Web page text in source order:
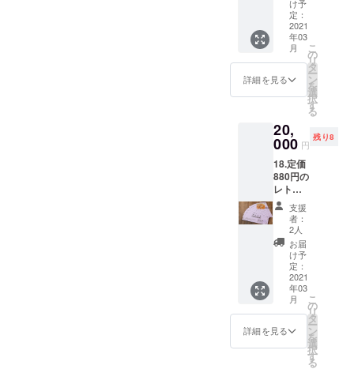
り次
第、送
料込み
でお届
しま
名前、
送り先
メール
アドレ
スを必
ず明記
くださ
い。プ
ロジェ
クト終
了後お
手元に
「レト
ルト引
換券」
と商品
す。ま
た、レ
（有効
期限：
2021年
8月15
日）1枚
りしま
す。プ
了２ヶ
月後、
レトル
トは出
来上が
り次
第、送
料込み
でお届
しま
す。 お
名前、
送り先
のご住
所、
アドレ
スを必
バラ
ジャム
１個と
ビーフ
ストロ
ガノフ
のレト
期限：6
月30
換番号
付き）
３枚と
「ビー
ル共通
券《缶
350㎖ 2
缶》」
（有効
期限：
2021年
8月15
日）1枚
をお送
りしま
２）と
冷凍ピ
ロシキ
《期間
限定カ
レー
ビーフ
ストロ
ガノフ
のレト
ルト引
換券
（有効
期限：
2021年
6月30
日、引
換番号
付き）
３枚を
冷凍配
送にて
お送り
エフの
お食事
10000
円分
（使用
期限：
2021年
日、
1000円
券x10
枚）＋
「ビー
ル共通
券《缶
350㎖ 2
缶》」
（有効
期限：
2021年
8月15
日）1枚
内容：
レスト
ランキ
け予
定：
2021
年03
月
詳細を見る
こ
の
リ
タ
ー
ン
を
選
択
す
る
20,
000 円
残り8
18.定価
880円の
レトル
ト引換
券１０
枚＋レ
ストラ
ンキエ
フのお
食事券
10000
円分
（使用
期
限:2021
年8月15
支援
者：
2人
お届
け予
定：
2021
年03
月
詳細を見る
こ
の
リ
タ
ー
ン
を
選
択
す
る